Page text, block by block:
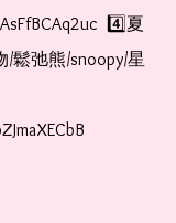
4️⃣夏
鬆弛熊/snoopy/星